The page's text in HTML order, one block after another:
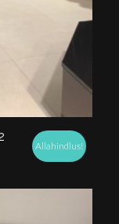
Allahindlus!